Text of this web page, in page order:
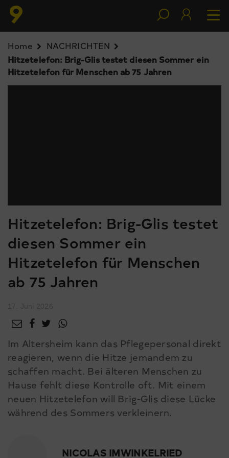
Home
NACHRICHTEN
Hitzetelefon: Brig-Glis testet diesen Sommer ein
Hitzetelefon für Menschen ab 75 Jahren
Hitzetelefon: Brig-Glis testet
diesen Sommer ein
Hitzetelefon für Menschen
ab 75 Jahren
Im Altersheim kann das Pflegepersonal direkt
reagieren, wenn die Hitze jemandem zu
schaffen macht. Bei älteren Menschen zu
Hause fehlt diese Kontrolle oft. Mit einem
neuen Hitzetelefon will Brig-Glis diese Lücke
während des Sommers verkleinern.
NICOLAS IMWINKELRIED